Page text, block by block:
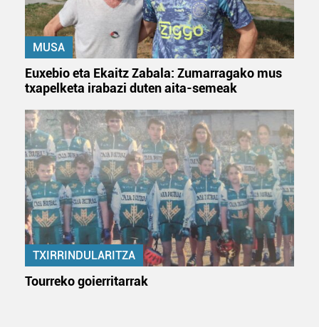
MUSA
Euxebio eta Ekaitz Zabala: Zumarragako mus
txapelketa irabazi duten aita-semeak
TXIRRINDULARITZA
Tourreko goierritarrak